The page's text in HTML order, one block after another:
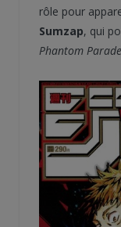
rôle pour
Sumzap, qui
Phantom Parade